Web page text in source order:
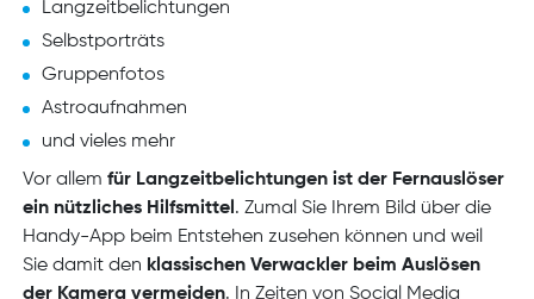
Langzeitbelichtungen
Selbstporträts
Gruppenfotos
Astroaufnahmen
und vieles mehr
Vor allem für Langzeitbelichtungen ist der Fernauslöser
ein nützliches Hilfsmittel . Zumal Sie Ihrem Bild über die
Handy-App beim Entstehen zusehen können und weil
Sie damit den klassischen Verwackler beim Auslösen
der Kamera vermeiden. In Zeiten von Social Media